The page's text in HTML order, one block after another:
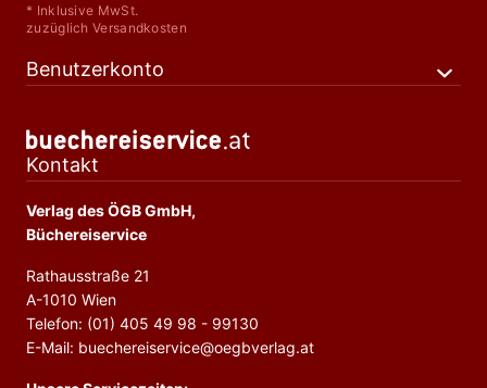
* Inklusive MwSt.
zuzüglich Versandkosten
Benutzerkonto
Kontakt
Verlag des ÖGB GmbH,
Büchereiservice
Rathausstraße 21
A-1010 Wien
Telefon: (01) 405 49 98 - 99130
E-Mail: buechereiservice@oegbverlag.at